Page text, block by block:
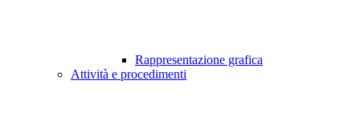
Rappresentazione grafica
Attività e procedimenti